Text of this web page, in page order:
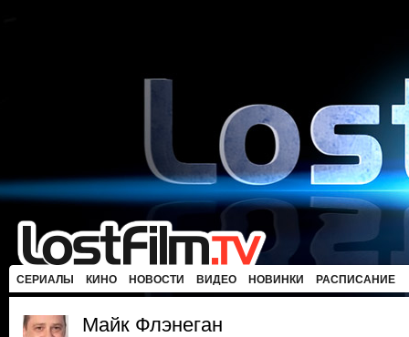
СЕРИАЛЫ КИНО НОВОСТИ ВИДЕО НОВИНКИ РАСПИСАНИЕ
Майк Флэнеган